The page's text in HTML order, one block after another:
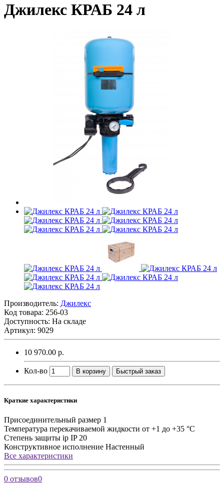
Джилекс КРАБ 24 л
Производитель: Джилекс
Код товара: 256-03
Доступность: На складе
Артикул: 9029
10 970.00 р.
Кол-во В корзину Быстрый заказ
Краткие характеристики
Присоединительный размер 1
Температура перекачиваемой жидкости от +1 до +35 °C
Степень защиты ip IP 20
Конструктивное исполнение Настенный
Все характеристики
0 отзывов0